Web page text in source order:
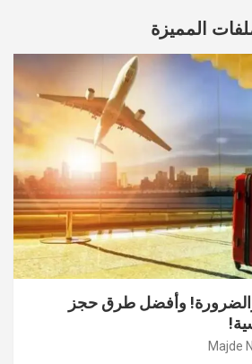
المميزة
والضرورة! وأفضل طرق حجز
Majde